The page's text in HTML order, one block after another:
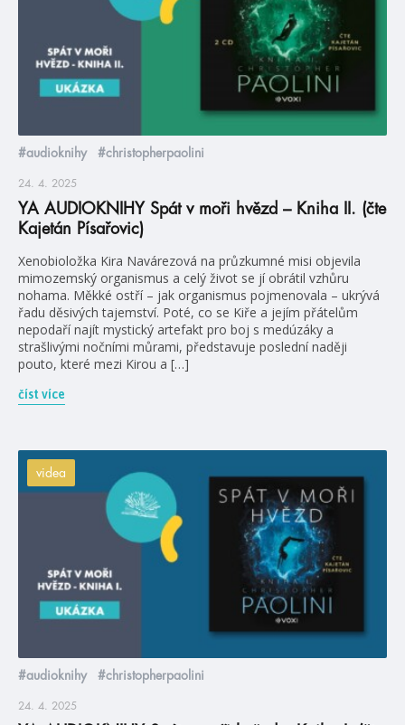
#audioknihy #christopherpaolini
24. 4. 2025
YA AUDIOKNIHY Spát v moři hvězd – Kniha II. (čte
Kajetán Písařovic)
Xenobioložka Kira Navárezová na průzkumné misi objevila
mimozemský organismus a celý život se jí obrátil vzhůru
nohama. Měkké ostří – jak organismus pojmenovala – ukrývá
řadu děsivých tajemství. Poté, co se Kiře a jejím přátelům
nepodaří najít mystický artefakt pro boj s medúzáky a
strašlivými nočními můrami, představuje poslední naději
pouto, které mezi Kirou a […]
číst více
videa
#audioknihy #christopherpaolini
24. 4. 2025